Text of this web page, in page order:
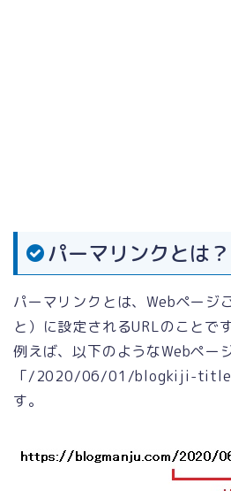
パーマリンクとは？
パーマリンクとは、Webページ
と）に設定されるURLのことです
例えば、以下のようなWebペー
「/2020/06/01/blogkiji-title/
す。